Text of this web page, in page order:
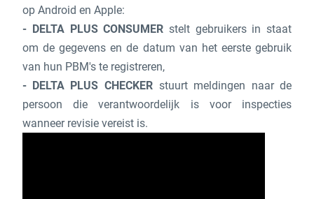
op Android en Apple:
DELTA PLUS CONSUMER stelt gebruikers in staat
om de gegevens en de datum van het eerste gebruik
van hun PBM's te registreren,
DELTA PLUS CHECKER stuurt meldingen naar de
persoon die verantwoordelijk is voor inspecties
wanneer revisie vereist is.